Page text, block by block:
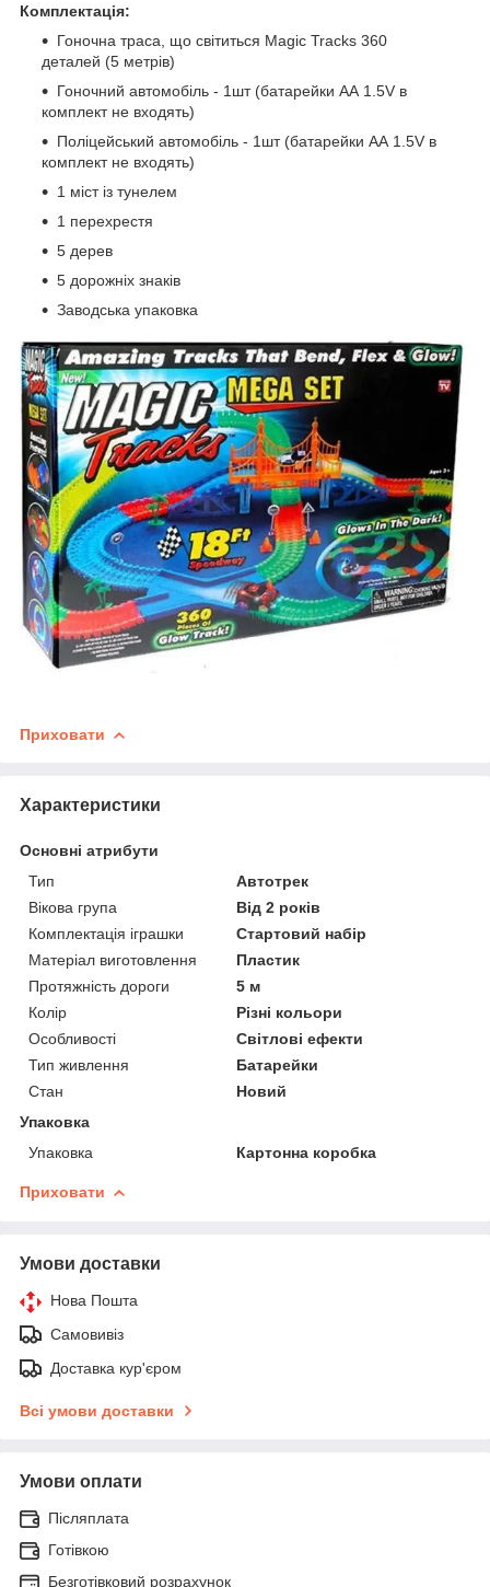
Комплектація:
Гоночна траса, що світиться Magic Tracks 360
деталей (5 метрів)
Гоночний автомобіль - 1шт (батарейки АА 1.5V в
комплект не входять)
Поліцейський автомобіль - 1шт (батарейки АА 1.5V в
комплект не входять)
1 міст із тунелем
1 перехрестя
5 дерев
5 дорожніх знаків
Заводська упаковка
Приховати
Характеристики
Основні атрибути
Тип
Автотрек
Вікова група
Від 2 років
Комплектація іграшки
Стартовий набір
Матеріал виготовлення
Пластик
Протяжність дороги
5 м
Колір
Різні кольори
Особливості
Світлові ефекти
Тип живлення
Батарейки
Стан
Новий
Упаковка
Упаковка
Картонна коробка
Приховати
Умови доставки
Нова Пошта
Самовивіз
Доставка кур'єром
Всі умови доставки
Умови оплати
Післяплата
Готівкою
Безготівковий розрахунок